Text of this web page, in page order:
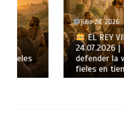
julio 24, 2026 8 mins
EL REY VIENE
24.07.2026 |
Valor
defender la verdad:
fieles en tiempos de